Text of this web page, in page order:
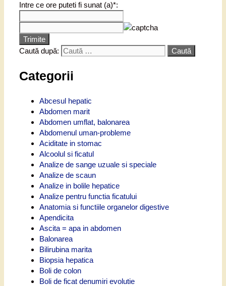
Intre ce ore puteti fi sunat (a)*:
Trimite
Caută după:
Categorii
Abcesul hepatic
Abdomen marit
Abdomen umflat, balonarea
Abdomenul uman-probleme
Aciditate in stomac
Alcoolul si ficatul
Analize de sange uzuale si speciale
Analize de scaun
Analize in bolile hepatice
Analize pentru functia ficatului
Anatomia si functiile organelor digestive
Apendicita
Ascita = apa in abdomen
Balonarea
Bilirubina marita
Biopsia hepatica
Boli de colon
Boli de ficat denumiri evolutie